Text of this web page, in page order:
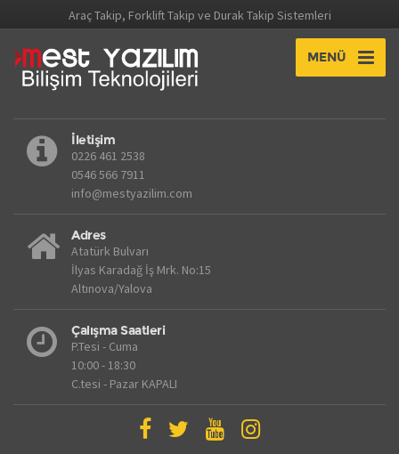
Araç Takip, Forklift Takip ve Durak Takip Sistemleri
MENÜ
İletişim
0226 461 2538
0546 566 7911
info@mestyazilim.com
Adres
Atatürk Bulvarı
İlyas Karadağ İş Mrk. No:15
Altınova/Yalova
Çalışma Saatleri
P.Tesi - Cuma
10:00 - 18:30
C.tesi - Pazar KAPALI